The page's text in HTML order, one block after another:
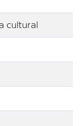
cultural